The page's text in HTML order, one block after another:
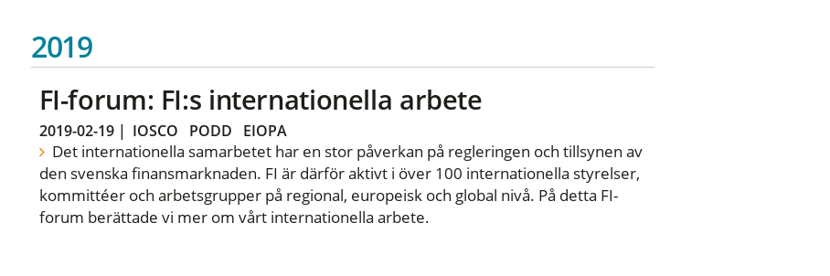
2019
FI-forum: FI:s internationella arbete
2019-02-19| IOSCO PODD EIOPA
Det internationella samarbetet har en stor påverkan på regleringen och tillsynen av
den svenska finansmarknaden. FI är därför aktivt i över 100 internationella styrelser,
kommittéer och arbetsgrupper på regional, europeisk och global nivå. På detta FI-
forum berättade vi mer om vårt internationella arbete.